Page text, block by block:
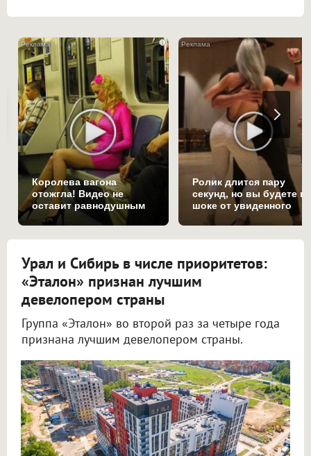
i
Королева вагона
отожгла! Видео не
оставит равнодушным
Ролик длится пару
секунд, но вы будете в
шоке от увиденного
Урал и Сибирь в числе приоритетов:
«Эталон» признан лучшим
девелопером страны
Группа «Эталон» во второй раз за четыре года
признана лучшим девелопером страны.